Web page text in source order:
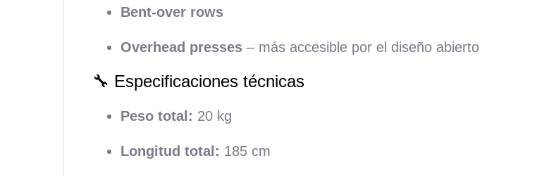
Bent-over rows
Overhead presses– más accesible por el diseño abierto
🔧 Especificaciones técnicas
Peso total: 20 kg
Longitud total: 185 cm